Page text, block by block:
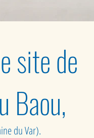
site de
Baou,
du Var).